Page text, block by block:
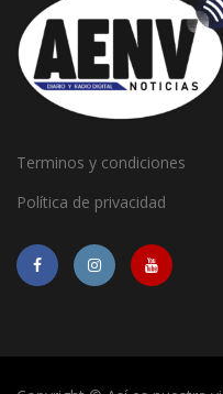
Terminos y condiciones
Política de privacidad